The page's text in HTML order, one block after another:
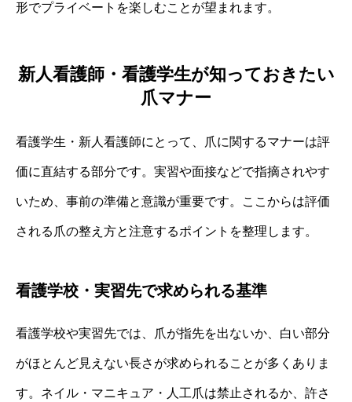
形でプライベートを楽しむことが望まれます。
新人看護師・看護学生が知っておきたい
爪マナー
看護学生・新人看護師にとって、爪に関するマナーは評
価に直結する部分です。実習や面接などで指摘されやす
いため、事前の準備と意識が重要です。ここからは評価
される爪の整え方と注意するポイントを整理します。
看護学校・実習先で求められる基準
看護学校や実習先では、爪が指先を出ないか、白い部分
がほとんど見えない長さが求められることが多くありま
す。ネイル・マニキュア・人工爪は禁止されるか、許さ